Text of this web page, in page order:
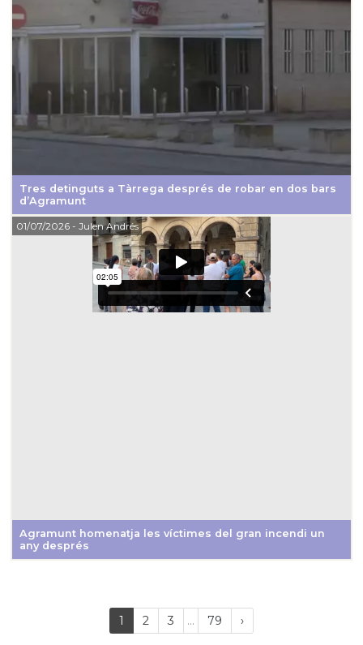
Tres detinguts a Tàrrega després de robar en dos bars
d’Agramunt
Agramunt homenatja les víctimes del gran incendi un
any després
01/07/2026- Julen Andrés
1 (current)
2 3 ... 79 ›Próxima
página